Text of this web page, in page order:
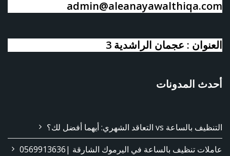
admin@aleanayawalthiqa.com
العنوان : عجمان الراشدية 3
أحدث المدونات
التنظيف بالساعة vs التعاقد الشهري: أيهما أفضل لك؟
عاملات تنظيف بالساعة في اليرموك الشارقة |0569913636